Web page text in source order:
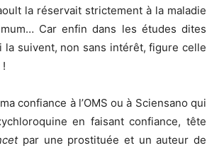
la réservait strictement à la maladie
Car enfin dans les études dites
la suivent, non sans intérêt, figure celle
confiance à l’OMS ou à Sciensano qui
en faisant confiance, tête
par une prostituée et un auteur de